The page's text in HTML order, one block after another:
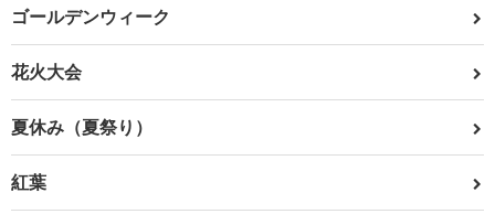
ゴールデンウィーク
花火大会
夏休み（夏祭り）
紅葉